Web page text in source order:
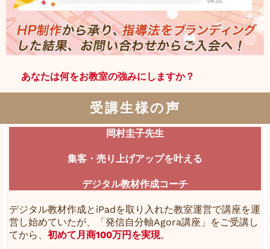
あなたは何をお教室の強みにしますか？
受講生様の声
岡村圭子先生
集客・売り上げアップを叶える
デジタル教材作成コーチ
デジタル教材作成とiPadを取り入れた教室運営で講座を運
営し始めていたが、「発信自分軸Agora講座」をご受講し
てから、 初めて月商100万円を実現。